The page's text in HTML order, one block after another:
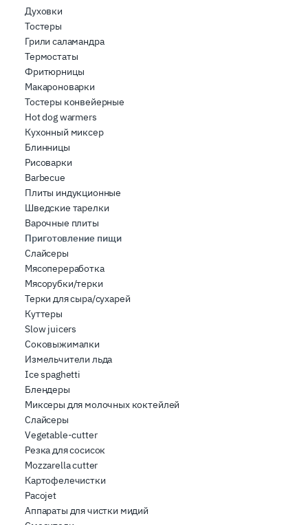
combinarle con altre informazioni che ha fornito loro o
che hanno raccolto dal suo utilizzo dei loro servizi.
Духовки
Тостеры
Грили саламандра
Термостаты
Фритюрницы
Макароноварки
Тостеры конвейерные
Hot dog warmers
Кухонный миксер
Блинницы
Рисоварки
Barbecue
Плиты индукционные
Шведские тарелки
Варочные плиты
Приготовление пищи
Слайсеры
Мясопереработка
Мясорубки/терки
Терки для сыра/сухарей
Куттеры
Slow juicers
Соковыжималки
Измельчители льда
Ice spaghetti
Блендеры
Миксеры для молочных коктейлей
Слайсеры
Vegetable-cutter
Резка для сосисок
Mozzarella cutter
Картофелечистки
Pacojet
Аппараты для чистки мидий